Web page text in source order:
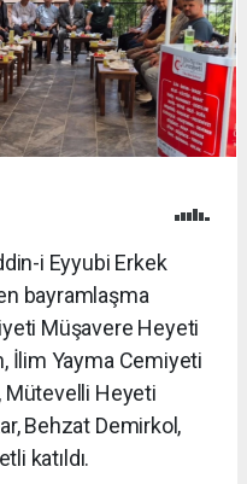
i Eyyubi Erkek
bayramlaşma
Müşavere Heyeti
İlim Yayma Cemiyeti
Mütevelli Heyeti
Behzat Demirkol,
katıldı.